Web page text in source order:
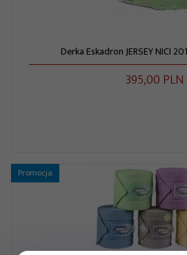
Derka Eskadron JERSEY NICI
395,00 PLN
Promocja